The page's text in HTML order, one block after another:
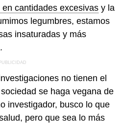
en cantidades excesivas y la
legumbres, estamos
insaturadas y más
no tienen el
se haga vegana de
investigador, busco lo que
pero que sea lo más